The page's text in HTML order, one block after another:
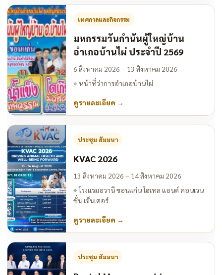
เทศกาลและกิจกรรม
มหกรรมวันกำนันผู้ใหญ่บ้าน
อำเภอบ้านไผ่ ประจำปี 2569
6 สิงหาคม 2026 – 13 สิงหาคม 2026
⌖ หน้าที่ว่าการอำเภอบ้านไผ่
ดูรายละเอียด →
ประชุม สัมมนา
KVAC 2026
13 สิงหาคม 2026 – 14 สิงหาคม 2026
⌖โรงแรมอวานี ขอนแก่น โฮเทล แอนด์ คอนเวน
ชั่น เซ็นเตอร์
ดูรายละเอียด →
ประชุม สัมมนา